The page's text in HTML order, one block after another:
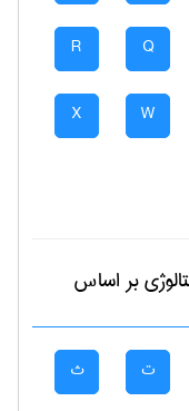
Q
R
W
X
بر اساس
ت ث